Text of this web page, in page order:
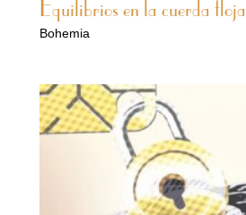
Equilibrios en la cuerda floja
Bohemia